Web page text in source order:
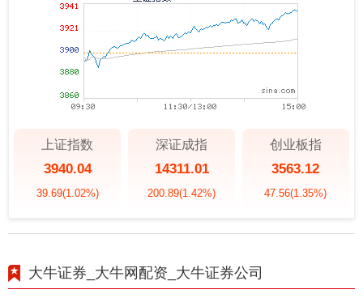
上证指数
3940.04
39.69(1.02%)
深证成指
14311.01
200.89(1.42%)
创业板指
3563.12
47.56(1.35%)
大牛证券_大牛网配资_大牛证券公司